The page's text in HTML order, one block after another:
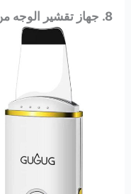
8. جهاز تقشير الوجه